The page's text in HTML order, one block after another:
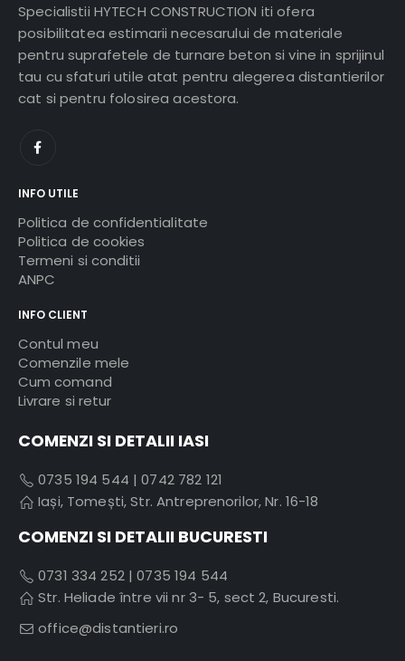
Specialistii HYTECH CONSTRUCTION iti ofera
posibilitatea estimarii necesarului de materiale
pentru suprafetele de turnare beton si vine in sprijinul
tau cu sfaturi utile atat pentru alegerea distantierilor
cat si pentru folosirea acestora.
INFO UTILE
Politica de confidentialitate
Politica de cookies
Termeni si conditii
ANPC
INFO CLIENT
Contul meu
Comenzile mele
Cum comand
Livrare si retur
COMENZI SI DETALII IASI
0735 194 544 |0742 782 121
Iași, Tomești, Str. Antreprenorilor, Nr. 16-18
COMENZI SI DETALII BUCURESTI
0731 334 252|0735 194 544
Str. Heliade între vii nr 3- 5, sect 2, Bucuresti.
office@distantieri.ro